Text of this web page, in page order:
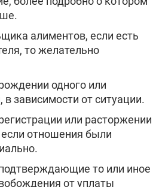
алиментов, если есть
то желательно
одного или
в зависимости от ситуации.
или расторжении
отношения были
то или иное
от уплаты